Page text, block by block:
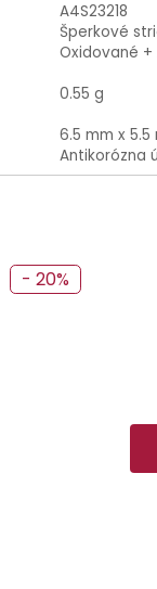
A4S23218
Šperkové
Oxidované
0.55 g
6.5 mm x 5.5
Antikorózna
- 20%